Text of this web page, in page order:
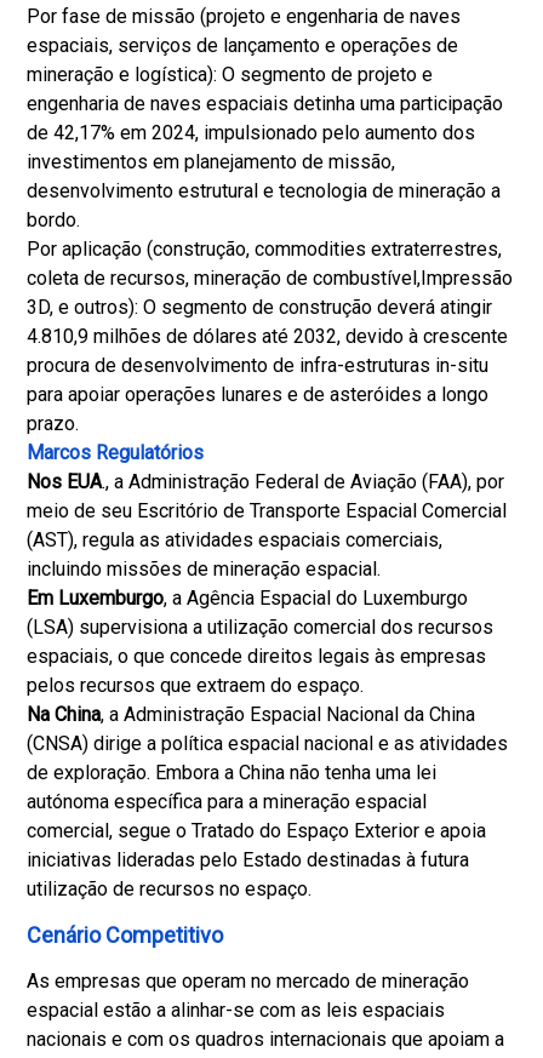
Por fase de missão (projeto e engenharia de naves
espaciais, serviços de lançamento e operações de
mineração e logística): O segmento de projeto e
engenharia de naves espaciais detinha uma participação
de 42,17% em 2024, impulsionado pelo aumento dos
investimentos em planejamento de missão,
desenvolvimento estrutural e tecnologia de mineração a
bordo.
Por aplicação (construção, commodities extraterrestres,
coleta de recursos, mineração de combustível,Impressão
3D, e outros): O segmento de construção deverá atingir
4.810,9 milhões de dólares até 2032, devido à crescente
procura de desenvolvimento de infra-estruturas in-situ
para apoiar operações lunares e de asteróides a longo
prazo.
Marcos Regulatórios
Nos EUA., a Administração Federal de Aviação (FAA), por
meio de seu Escritório de Transporte Espacial Comercial
(AST), regula as atividades espaciais comerciais,
incluindo missões de mineração espacial.
Em Luxemburgo, a Agência Espacial do Luxemburgo
(LSA) supervisiona a utilização comercial dos recursos
espaciais, o que concede direitos legais às empresas
pelos recursos que extraem do espaço.
Na China, a Administração Espacial Nacional da China
(CNSA) dirige a política espacial nacional e as atividades
de exploração. Embora a China não tenha uma lei
autónoma específica para a mineração espacial
comercial, segue o Tratado do Espaço Exterior e apoia
iniciativas lideradas pelo Estado destinadas à futura
utilização de recursos no espaço.
Cenário Competitivo
As empresas que operam no mercado de mineração
espacial estão a alinhar-se com as leis espaciais
nacionais e com os quadros internacionais que apoiam a